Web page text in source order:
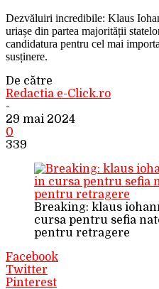
Dezvăluiri incredibile: Klaus
uriașe din partea majorității
candidatura pentru cel mai
susținere.
De către
Redactia e-Click.ro
-
29 mai 2024
0
339
Breaking: klaus
cursa pentru sefia
pentru retragere
Facebook
Twitter
Pinterest